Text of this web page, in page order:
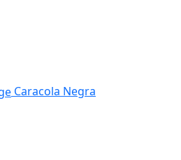
Caracola Negra